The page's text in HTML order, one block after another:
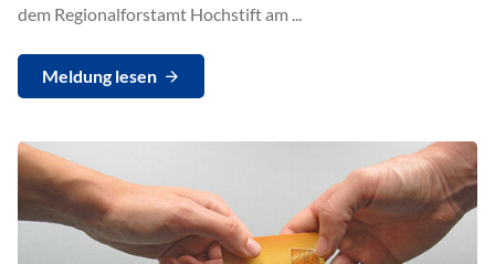
dem Regionalforstamt Hochstift am ...
Meldung lesen